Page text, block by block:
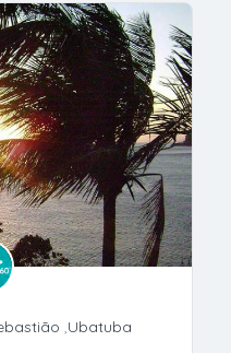
,Ubatuba